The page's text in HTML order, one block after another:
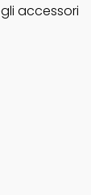
accessori